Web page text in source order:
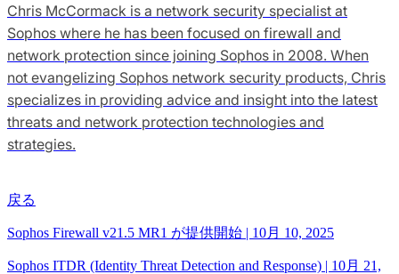
Chris McCormack is a network security specialist at
Sophos where he has been focused on firewall and
network protection since joining Sophos in 2008. When
not evangelizing Sophos network security products, Chris
specializes in providing advice and insight into the latest
threats and network protection technologies and
strategies.
戻る
Sophos Firewall v21.5 MR1 が提供開始 | 10月 10, 2025
Sophos ITDR (Identity Threat Detection and Response) | 10月 21,